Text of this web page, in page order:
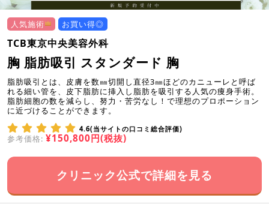
人気施術 お買い得◎
TCB東京中央美容外科
胸 脂肪吸引 スタンダード 胸
脂肪吸引とは、皮膚を数㎜切開し直径3㎜ほどのカニューレと呼ば
れる細い管を、皮下脂肪に挿入し脂肪を吸引する人気の痩身手術。
脂肪細胞の数を減らし、努力・苦労なし！で理想のプロポーション
に近づけることができます。
4.6(当サイトの口コミ総合評価)
参考価格: ¥150,800円(税抜)
クリニック公式で詳細を見る